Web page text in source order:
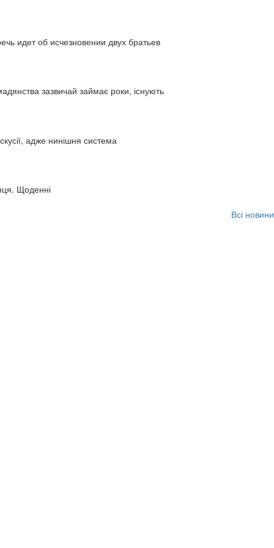
идет об исчезновении двух братьев
зазвичай займає роки, існують
адже нинішня система
Щоденні
Всі новини